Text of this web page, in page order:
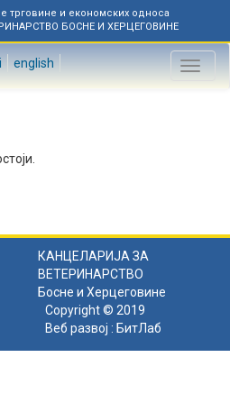
трговине и економских односа
БОСНЕ И ХЕРЦЕГОВИНЕ
english
Toggle
КАНЦЕЛАРИЈА ЗА
ВЕТЕРИНАРСТВО
Босне и Херцеговине
Copyright © 2019
Веб развој : БитЛаб